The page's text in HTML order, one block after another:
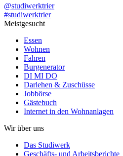
@studiwerktrier
#studiwerktrier
Meistgesucht
Essen
Wohnen
Fahren
Burgenerator
DI MI DO
Darlehen & Zuschüsse
Jobbörse
Gästebuch
Internet in den Wohnanlagen
Wir über uns
Das Studiwerk
Geschäfts- und Arbeitsberichte